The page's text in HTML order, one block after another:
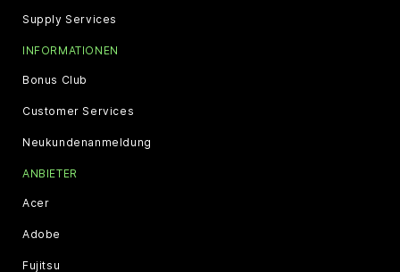
Supply Services
INFORMATIONEN
Bonus Club
Customer Services
Neukundenanmeldung
ANBIETER
Acer
Adobe
Fujitsu